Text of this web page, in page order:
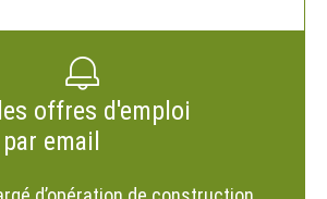
offres d'emploi
email